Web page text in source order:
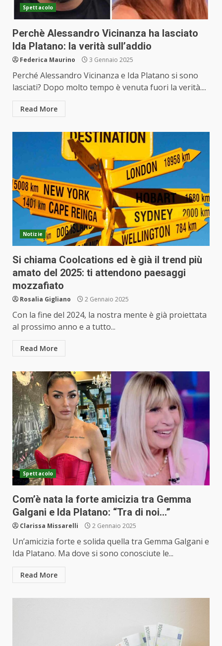
Spettacolo
Perchè Alessandro Vicinanza ha lasciato
Ida Platano: la verità sull’addio
Federica Maurino 3 Gennaio 2025
Perché Alessandro Vicinanza e Ida Platano si sono
lasciati? Dopo molto tempo è venuta fuori la verità....
Read More
Notizie
Si chiama Coolcations ed è già il trend più
amato del 2025: ti attendono paesaggi
mozzafiato
Rosalia Gigliano 2 Gennaio 2025
Con la fine del 2024, la nostra mente è già proiettata
al prossimo anno e a tutto...
Read More
Spettacolo
Com’è nata la forte amicizia tra Gemma
Galgani e Ida Platano: “Tra di noi…”
Clarissa Missarelli 2 Gennaio 2025
Un’amicizia forte e solida quella tra Gemma Galgani e
Ida Platano. Ma dove si sono conosciute le...
Read More